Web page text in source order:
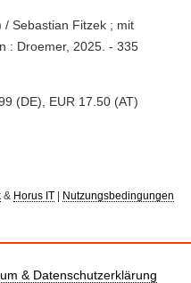
/ Sebastian Fitzek ; mit
: Droemer, 2025. - 335
(DE), EUR 17.50 (AT)
& Horus IT| Nutzungsbedingungen
& Datenschutzerklärung